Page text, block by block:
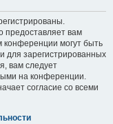
предоставляет вам
могут быть
для зарегистрированных
вам следует
на конференции.
согласие со всеми